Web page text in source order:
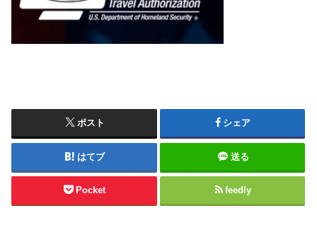
ポスト シェア
はてブ 送る
Pocket feedly